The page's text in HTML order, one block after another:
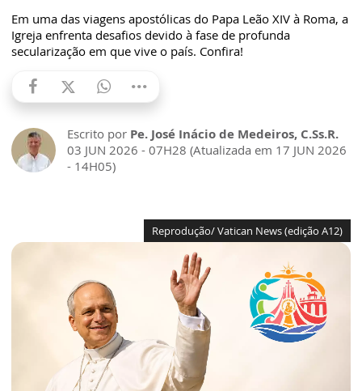
Em uma das viagens apostólicas do Papa Leão XIV à Roma, a
Igreja enfrenta desafios devido à fase de profunda
secularização em que vive o país. Confira!
Escrito por Pe. José Inácio de Medeiros, C.Ss.R.
03 JUN 2026 - 07H28 (Atualizada em 17 JUN 2026
- 14H05)
Reprodução/ Vatican News (edição A12)